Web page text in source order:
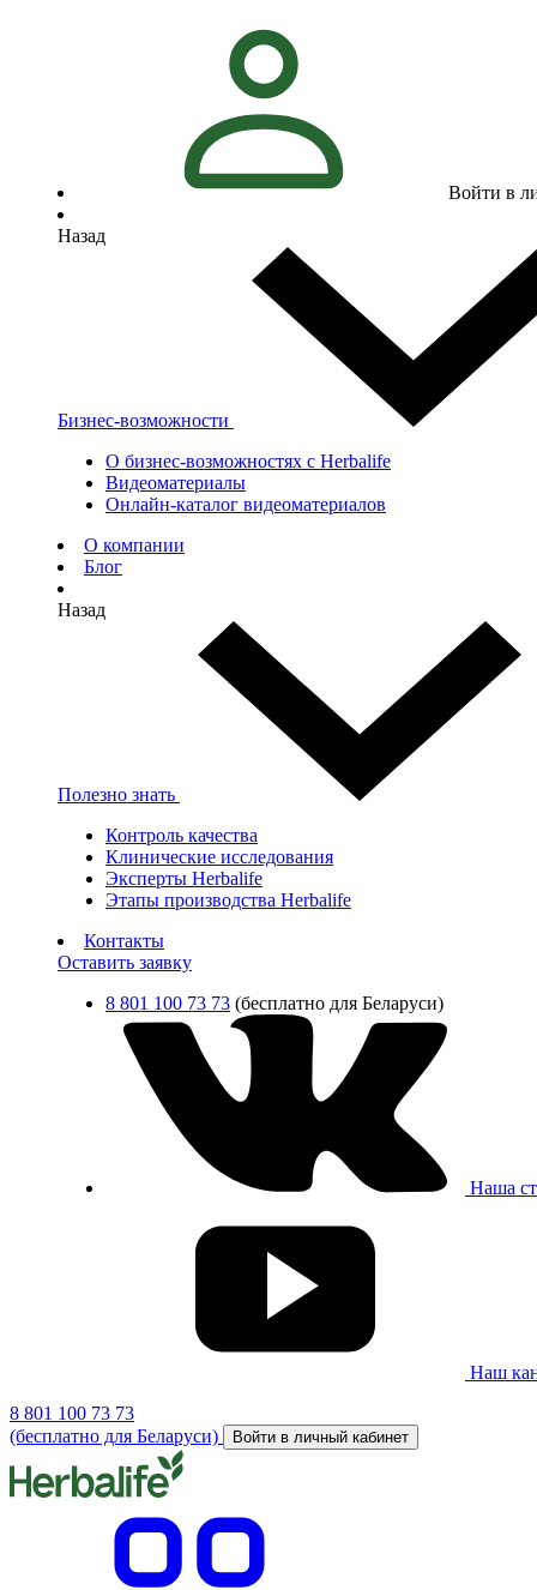
Войти в
Назад
Бизнес-возможности
О бизнес-возможностях с Herbalife
Видеоматериалы
Онлайн-каталог видеоматериалов
О компании
Блог
Назад
Полезно знать
Контроль качества
Клинические исследования
Эксперты Herbalife
Этапы производства Herbalife
Контакты
Оставить заявку
8 801 100 73 73 (бесплатно для Беларуси)
Наша
Наш
8 801 100 73 73
(бесплатно для Беларуси)
Войти в личный кабинет